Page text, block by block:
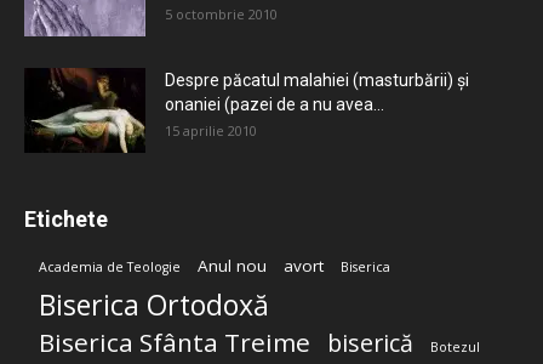
5 octombrie 2010
Despre păcatul malahiei (masturbării) şi
onaniei (pazei de a nu avea...
15 aprilie 2010
Etichete
Academia de Teologie Anul nou avort Biserica
Biserica Ortodoxă
Biserica Sfânta Treime biserică Botezul